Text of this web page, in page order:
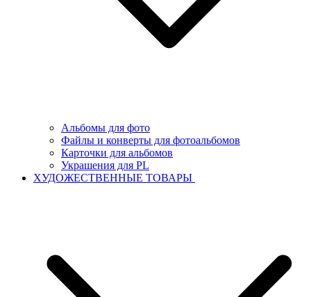
Альбомы для фото
Файлы и конверты для фотоальбомов
Карточки для альбомов
Украшения для PL
ХУДОЖЕСТВЕННЫЕ ТОВАРЫ